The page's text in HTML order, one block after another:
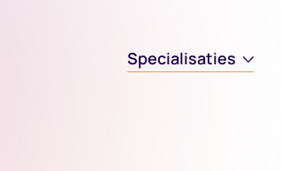
Specialisaties